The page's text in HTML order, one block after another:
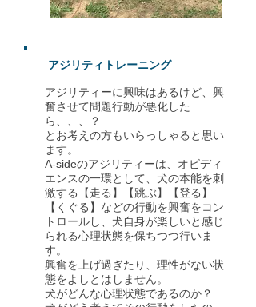
アジリティトレーニング
アジリティーに興味はあるけど、興
奮させて問題行動が悪化した
ら、、、？
とお考えの方もいらっしゃると思い
ます。
A-sideのアジリティーは、オビディ
エンスの一環として、犬の本能を刺
激する【走る】【跳ぶ】【登る】
【くぐる】などの行動を興奮をコン
トロールし、犬自身が楽しいと感じ
られる心理状態を保ちつつ行いま
す。
興奮を上げ過ぎたり、理性がない状
態をよしとはしません。
犬がどんな心理状態であるのか？